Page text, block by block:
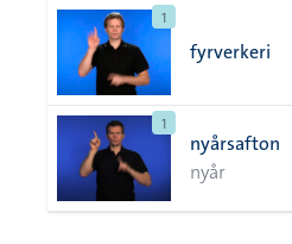
1
fyrverkeri
1
nyårsafton
nyår